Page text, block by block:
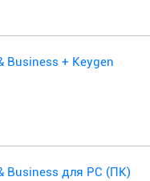
Business + Keygen
Business для PC (ПК)